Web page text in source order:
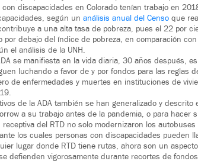
discapacidades en Colorado tenían trabajo en
según un análisis anual del Censo que
a una alta tasa de pobreza, pues el 22 por
por debajo del índice de pobreza, en comparación
el análisis de la UNH.
se manifiesta en la vida diaria, 30 años después,
luchando a favor de y por fondos para las reglas
de enfermedades y muertes en instituciones de
de la ADA también se han generalizado y descrito
a su trabajo antes de la pandemia, o para hacer
del RTD no solo modernizaron los
los cuales personas con discapacidades pueden
lugar donde RTD tiene rutas, ahora son un
defienden vigorosamente durante recortes de